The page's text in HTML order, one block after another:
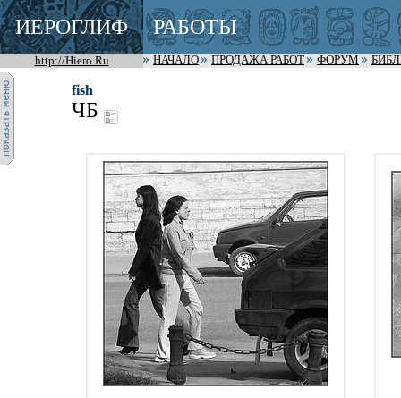
ИЕРОГЛИФ РАБОТЫ
http://Hiero.Ru НАЧАЛО ПРОДАЖА РАБОТ ФОРУМ
fish
ЧБ